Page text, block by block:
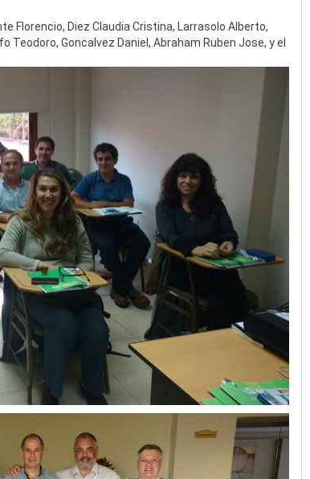
Florencio, Diez Claudia Cristina, Larrasolo Alberto,
Teodoro, Goncalvez Daniel, Abraham Ruben Jose, y el